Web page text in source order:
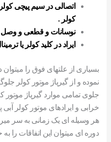
اتصالی در سیم پیچی
کولر .
نوسانات و قطعی و وصل
ایراد در کلید کولر یا
بسیاری از علتهای فوق را
نموده و از گیرپاژ موتور کولر
جلوی تمامی موارد گیرپاژ موتور
خرابی و ایرادهای موتور کولر
هر وسیله ای یک زمانی به سر
دوره ای میتوان این اتفاقات را